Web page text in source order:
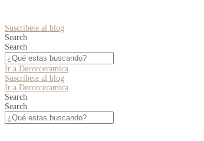
Suscríbete al blog
Search
Search
Ir a Decorceramica
Suscríbete al blog
Ir a Decorceramica
Search
Search